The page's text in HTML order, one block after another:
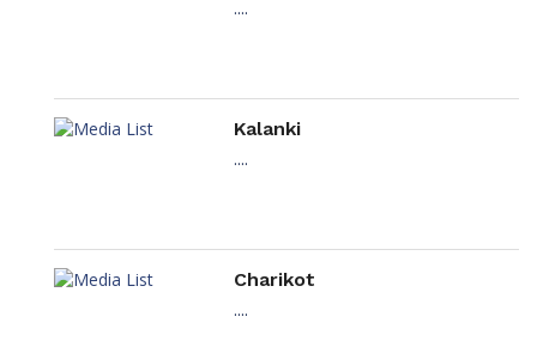
....
Kalanki
....
Charikot
....